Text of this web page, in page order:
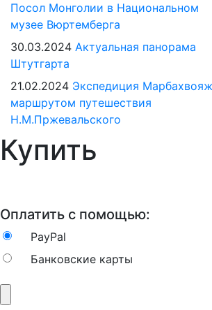
Посол Монголии в Национальном
музее Вюртемберга
30.03.2024 Актуальная панорама
Штутгарта
21.02.2024 Экспедиция Марбахвояж
маршрутом путешествия
Н.М.Пржевальского
Купить
Оплатить с помощью:
PayPal
Банковские карты